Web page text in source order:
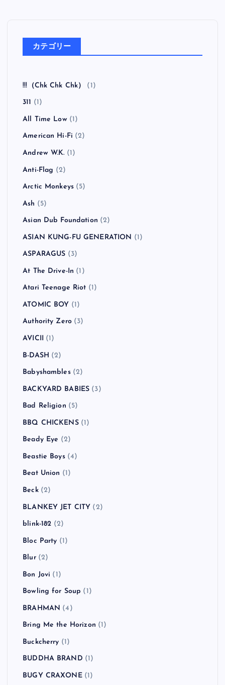
カテゴリー
!!!（Chk Chk Chk） (1)
311 (1)
All Time Low(1)
American Hi-Fi (2)
Andrew W.K. (1)
Anti-Flag (2)
Arctic Monkeys (5)
Ash (5)
Asian Dub Foundation (2)
ASIAN KUNG-FU GENERATION (1)
ASPARAGUS (3)
At The Drive-In (1)
Atari Teenage Riot (1)
ATOMIC BOY (1)
Authority Zero (3)
AVICII (1)
B-DASH (2)
Babyshambles(2)
BACKYARD BABIES (3)
Bad Religion (5)
BBQ CHICKENS(1)
Beady Eye (2)
Beastie Boys(4)
Beat Union (1)
Beck(2)
BLANKEY JET CITY (2)
blink-182 (2)
Bloc Party (1)
Blur(2)
Bon Jovi (1)
Bowling for Soup (1)
BRAHMAN (4)
Bring Me the Horizon (1)
Buckcherry (1)
BUDDHA BRAND (1)
BUGY CRAXONE(1)